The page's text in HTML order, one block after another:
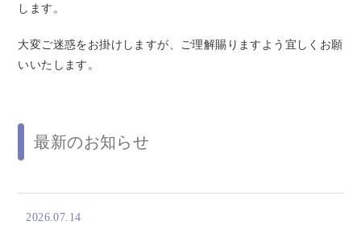
します。
大変ご迷惑をお掛けしますが、ご理解賜りますよう宜しくお願
いいたします。
最新のお知らせ
2026.07.14